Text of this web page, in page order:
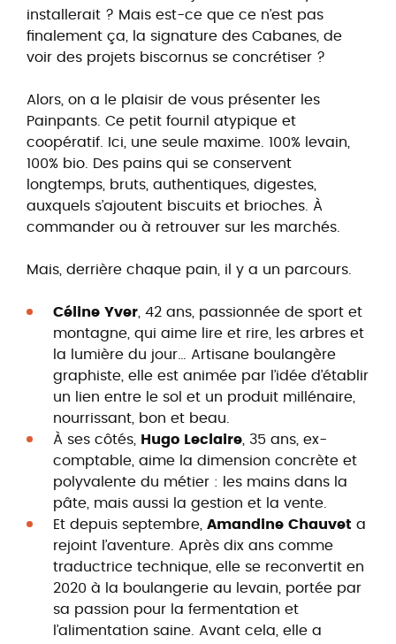
installerait ? Mais est-ce que ce n’est pas
finalement ça, la signature des Cabanes, de
voir des projets biscornus se concrétiser ?
Alors, on a le plaisir de vous présenter les
Painpants. Ce petit fournil atypique et
coopératif. Ici, une seule maxime. 100% levain,
100% bio. Des pains qui se conservent
longtemps, bruts, authentiques, digestes,
auxquels s’ajoutent biscuits et brioches. À
commander ou à retrouver sur les marchés.
Mais, derrière chaque pain, il y a un parcours.
Céline Yver, 42 ans, passionnée de sport et
montagne, qui aime lire et rire, les arbres et
la lumière du jour… Artisane boulangère
graphiste, elle est animée par l’idée d’établir
un lien entre le sol et un produit millénaire,
nourrissant, bon et beau.
À ses côtés, Hugo Leclaire, 35 ans, ex-
comptable, aime la dimension concrète et
polyvalente du métier : les mains dans la
pâte, mais aussi la gestion et la vente.
Et depuis septembre, Amandine Chauvet a
rejoint l’aventure. Après dix ans comme
traductrice technique, elle se reconvertit en
2020 à la boulangerie au levain, portée par
sa passion pour la fermentation et
l’alimentation saine. Avant cela, elle a